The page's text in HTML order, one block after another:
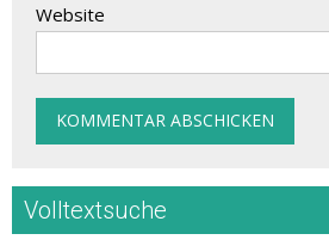
Website
Volltextsuche